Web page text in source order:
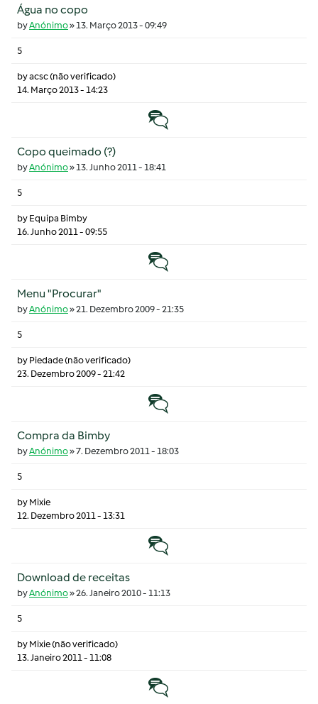
Água no copo
byAnónimo»13. Março 2013 - 09:49
5
byacsc (não verificado)
14. Março 2013 - 14:23
Tópico normal
Copo queimado (?)
byAnónimo»13. Junho 2011 - 18:41
5
by Equipa Bimby
16. Junho 2011 - 09:55
Tópico normal
Menu "Procurar"
byAnónimo»21. Dezembro 2009 - 21:35
5
by Piedade (não verificado)
23. Dezembro 2009 - 21:42
Tópico normal
Compra da Bimby
byAnónimo»7. Dezembro 2011 - 18:03
5
by Mixie
12. Dezembro 2011 - 13:31
Tópico normal
Download de receitas
byAnónimo»26. Janeiro 2010 - 11:13
5
by Mixie (não verificado)
13. Janeiro 2011 - 11:08
Tópico normal